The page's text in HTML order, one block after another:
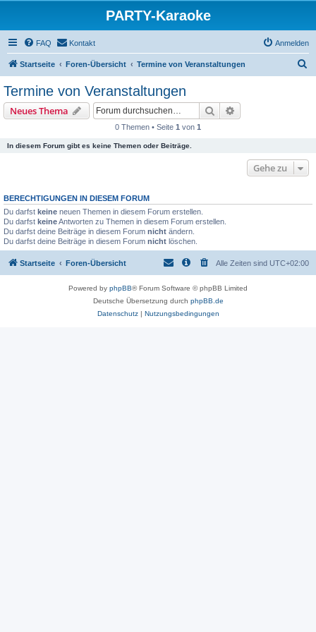
PARTY-Karaoke
FAQ Kontakt Anmelden
Startseite Foren-Übersicht Termine von Veranstaltungen
Termine von Veranstaltungen
Neues Thema Suche
0 Themen • Seite 1 von 1
In diesem Forum gibt es keine Themen oder Beiträge.
Gehe zu
BERECHTIGUNGEN IN DIESEM FORUM
Du darfst keine neuen Themen in diesem Forum erstellen.
Du darfst keineAntworten zu Themen in diesem Forum erstellen.
Du darfst deine Beiträge in diesem Forum nicht ändern.
Du darfst deine Beiträge in diesem Forum nicht löschen.
Startseite Foren-Übersicht Alle Zeiten sind UTC+02:00
Powered by phpBB® Forum Software © phpBB Limited
Deutsche Übersetzung durch phpBB.de
Datenschutz| Nutzungsbedingungen